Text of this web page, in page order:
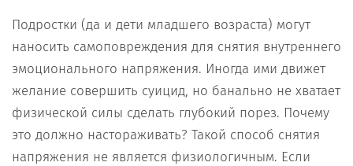
Подростки (да и дети младшего возраста) могут
наносить самоповреждения для снятия внутреннего
эмоционального напряжения. Иногда ими движет
желание совершить суицид, но банально не хватает
физической силы сделать глубокий порез. Почему
это должно настораживать? Такой способ снятия
напряжения не является физиологичным. Если